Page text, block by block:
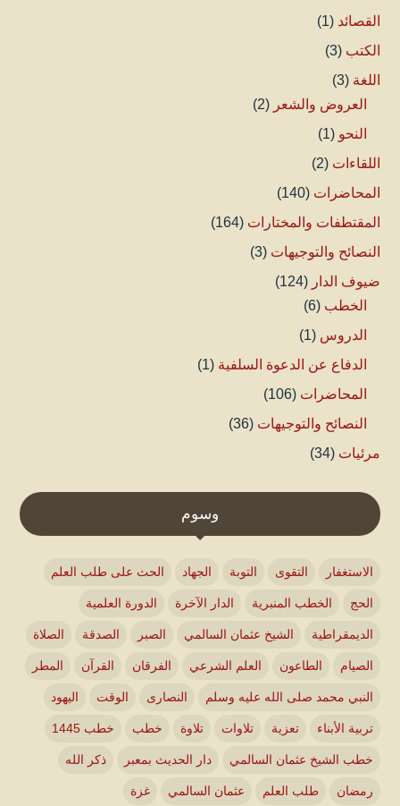
القصائد (1)
الكتب (3)
اللغة (3)
العروض والشعر (2)
النحو (1)
اللقاءات (2)
المحاضرات (140)
المقتطفات والمختارات (164)
النصائح والتوجيهات (3)
ضيوف الدار (124)
الخطب (6)
الدروس (1)
الدفاع عن الدعوة السلفية (1)
المحاضرات (106)
النصائح والتوجيهات (36)
مرئيات (34)
وسوم
الاستغفار التقوى التوبة الجهاد الحث على طلب العلم
الحج الخطب المنبرية الدار الآخرة الدورة العلمية
الديمقراطية الشيخ عثمان السالمي الصبر الصدقة الصلاة
الصيام الطاعون العلم الشرعي الفرقان القرآن المطر
النبي محمد صلى الله عليه وسلم النصارى الوقت اليهود
تربية الأبناء تعزية تلاوات تلاوة خطب خطب 1445
خطب الشيخ عثمان السالمي دار الحديث بمعبر ذكر الله
رمضان طلب العلم عثمان السالمي غزة